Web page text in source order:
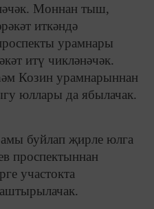
Моннан тыш,
иткәндә
урамнары
итү чикләнәчәк.
Козин урамнарыннан
юллары да ябылачак.
буйлап җирле юлга
проспектыннан
участокта